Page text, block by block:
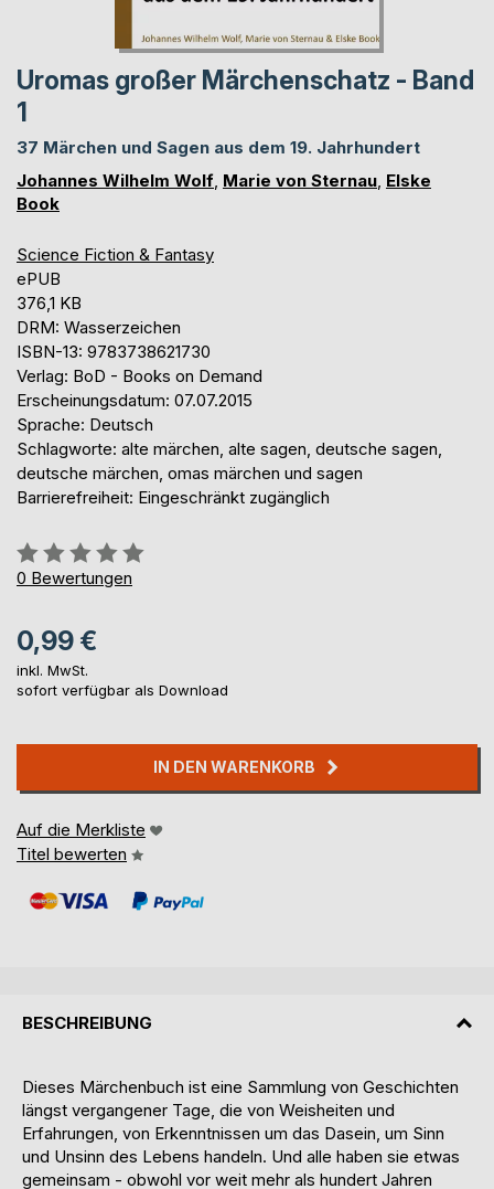
Uromas großer Märchenschatz - Band
1
37 Märchen und Sagen aus dem 19. Jahrhundert
Johannes Wilhelm Wolf Marie von Sternau Elske
Book
Science Fiction & Fantasy
ePUB
376,1 KB
DRM: Wasserzeichen
ISBN-13: 9783738621730
Verlag: BoD - Books on Demand
Erscheinungsdatum: 07.07.2015
Sprache: Deutsch
Schlagworte: alte märchen, alte sagen, deutsche sagen,
deutsche märchen, omas märchen und sagen
Barrierefreiheit: Eingeschränkt zugänglich
Bewertung::
0%
0 Bewertungen
0,99 €
inkl. MwSt.
sofort verfügbar als Download
IN DEN WARENKORB
Auf die Merkliste
Titel bewerten
BESCHREIBUNG
Dieses Märchenbuch ist eine Sammlung von Geschichten
längst vergangener Tage, die von Weisheiten und
Erfahrungen, von Erkenntnissen um das Dasein, um Sinn
und Unsinn des Lebens handeln. Und alle haben sie etwas
gemeinsam - obwohl vor weit mehr als hundert Jahren